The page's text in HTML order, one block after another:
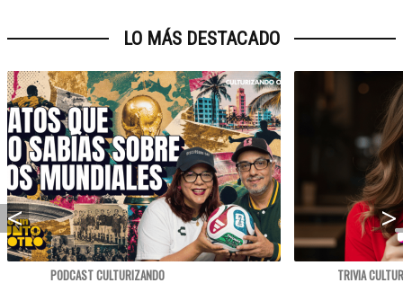
LO MÁS DESTACADO
PODCAST CULTURIZANDO TRIVIA